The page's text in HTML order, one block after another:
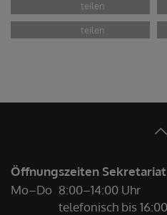
Öffnungszeiten Sekretariat
Mo–Do 8:00–14:00 Uhr
telefonisch bis